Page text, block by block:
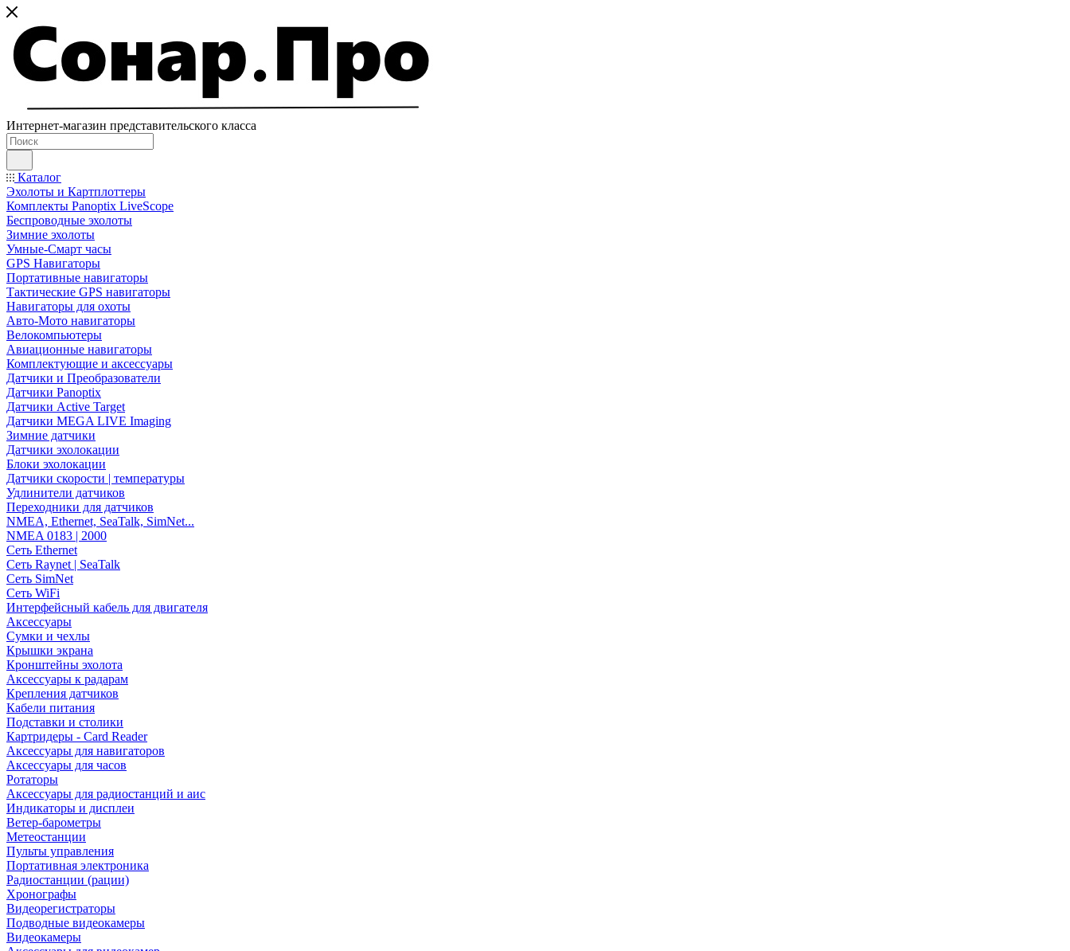
Интернет-магазин представительского класса
Каталог
Эхолоты и Картплоттеры
Комплекты Panoptix LiveScope
Беспроводные эхолоты
Зимние эхолоты
Умные-Смарт часы
GPS Навигаторы
Портативные навигаторы
Тактические GPS навигаторы
Навигаторы для охоты
Авто-Мото навигаторы
Велокомпьютеры
Авиационные навигаторы
Комплектующие и аксессуары
Датчики и Преобразователи
Датчики Panoptix
Датчики Active Target
Датчики MEGA LIVE Imaging
Зимние датчики
Датчики эхолокации
Блоки эхолокации
Датчики скорости | температуры
Удлинители датчиков
Переходники для датчиков
NMEA, Ethernet, SeaTalk, SimNet...
NMEA 0183 | 2000
Сеть Ethernet
Сеть Raynet | SeaTalk
Сеть SimNet
Сеть WiFi
Интерфейсный кабель для двигателя
Аксессуары
Сумки и чехлы
Крышки экрана
Кронштейны эхолота
Аксессуары к радарам
Крепления датчиков
Кабели питания
Подставки и столики
Картридеры - Card Reader
Аксессуары для навигаторов
Аксессуары для часов
Ротаторы
Аксессуары для радиостанций и аис
Индикаторы и дисплеи
Ветер-барометры
Метеостанции
Пульты управления
Портативная электроника
Радиостанции (рации)
Хронографы
Видеорегистраторы
Подводные видеокамеры
Видеокамеры